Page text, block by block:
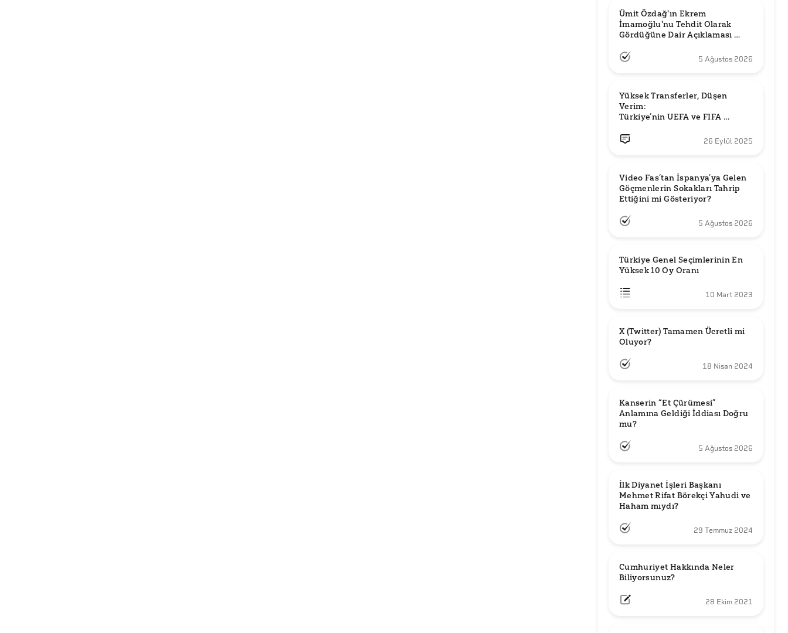
Ümit Özdağ'ın Ekrem
İmamoğlu'nu Tehdit Olarak
Gördüğüne Dair Açıklaması
5 Ağustos 2026
Yüksek Transferler, Düşen
Verim:
Türkiye’nin UEFA ve FIFA
26 Eylül 2025
Video Fas’tan İspanya’ya Gelen
Göçmenlerin Sokakları Tahrip
Ettiğini mi Gösteriyor?
5 Ağustos 2026
Türkiye Genel Seçimlerinin En
Yüksek 10 Oy Oranı
10 Mart 2023
X (Twitter) Tamamen Ücretli mi
Oluyor?
18 Nisan 2024
Kanserin “Et Çürümesi”
Anlamına Geldiği İddiası Doğru
mu?
5 Ağustos 2026
İlk Diyanet İşleri Başkanı
Mehmet Rifat Börekçi Yahudi ve
Haham mıydı?
29 Temmuz 2024
Cumhuriyet Hakkında Neler
Biliyorsunuz?
28 Ekim 2021